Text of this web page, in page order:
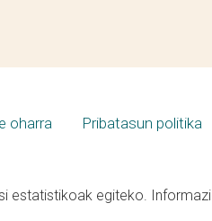
oharra Pribatasun politika
egiteko.